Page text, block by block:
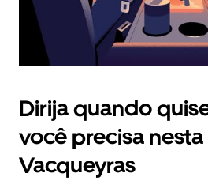
Dirija quando
você precisa
Vacqueyras